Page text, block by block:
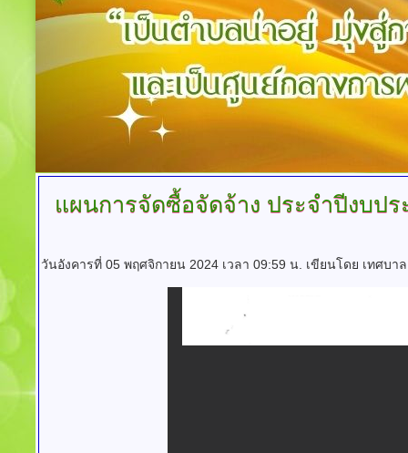
แผนการจัดซื้อจัดจ้าง ประจำปีงบป
วันอังคารที่ 05 พฤศจิกายน 2024 เวลา 09:59 น. เขียนโดย เทศบา